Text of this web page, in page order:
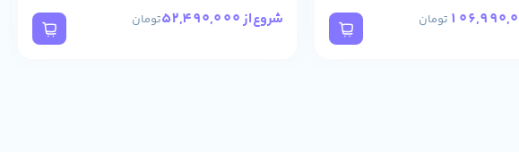
تومان شروع از52,490,000 تومان